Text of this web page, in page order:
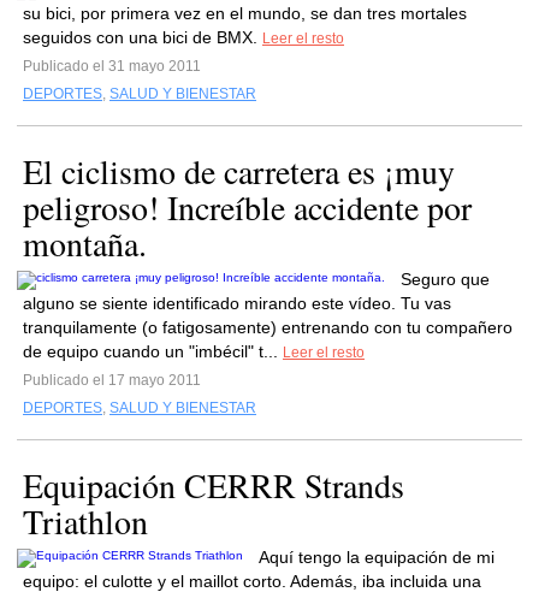
su bici, por primera vez en el mundo, se dan tres mortales
seguidos con una bici de BMX.
Leer el resto
Publicado el 31 mayo 2011
DEPORTES, SALUD Y BIENESTAR
El ciclismo de carretera es ¡muy
peligroso! Increíble accidente por
montaña.
Seguro que
alguno se siente identificado mirando este vídeo. Tu vas
tranquilamente (o fatigosamente) entrenando con tu compañero
de equipo cuando un "imbécil" t...
Leer el resto
Publicado el 17 mayo 2011
DEPORTES, SALUD Y BIENESTAR
Equipación CERRR Strands
Triathlon
Aquí tengo la equipación de mi
equipo: el culotte y el maillot corto. Además, iba incluida una